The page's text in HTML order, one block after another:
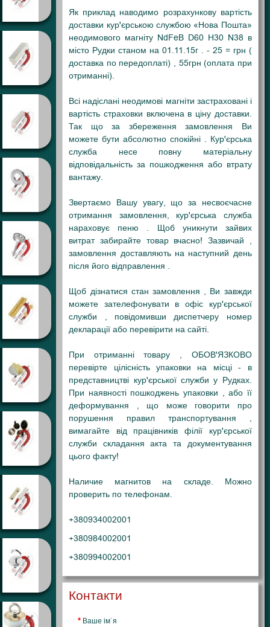
Як приклад наводимо розрахункову вартість
доставки кур'єрською службою «Нова Пошта»
неодимового магніту NdFeB D60 H30 N38 в
місто Рудки станом на 01.11.15г . - 25 = грн (
доставка по передоплаті) , 55грн (оплата при
отриманні).
Всі надіслані неодимові магніти застраховані і
вартість страховки включена в ціну доставки.
Так що за збереження замовлення Ви
можете бути абсолютно спокійні . Кур'єрська
служба несе повну матеріальну
відповідальність за пошкодження або втрату
вантажу.
Звертаємо Вашу увагу, що за несвоєчасне
отримання замовлення, кур'єрська служба
нараховує пеню . Щоб уникнути зайвих
витрат забирайте товар вчасно! Зазвичай ,
замовлення доставляють на наступний день
після його відправлення .
Щоб дізнатися стан замовлення , Ви завжди
можете зателефонувати в офіс кур'єрської
служби , повідомивши диспетчеру номер
декларації або перевірити на сайті.
При отриманні товару , ОБОВ'ЯЗКОВО
перевірте цілісність упаковки на місці - в
представництві кур'єрської служби у Рудках.
При наявності пошкоджень упаковки , або її
деформування , що може говорити про
порушення правил транспортування ,
вимагайте від працівників філії кур'єрської
служби складання акта та документування
цього факту!
Наличие магнитов на складе. Можно
проверить по телефонам.
+380934002001
+380984002001
+380994002001
Контакти
Ваше ім`я